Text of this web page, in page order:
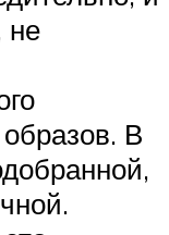
не
В